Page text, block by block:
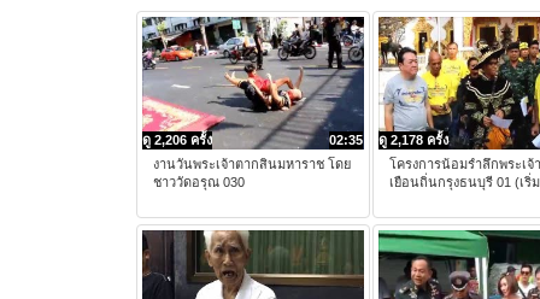
02:35
ดู 2,206 ครั้ง
งานวันพระเจ้าตากสินมหาราช โดย
ชาววัดอรุณ 030
ดู 2,178 ครั้ง
โครงการน้อมรำลึกพระเจ้
เยือนถิ่นกรุงธนบุรี 01 (เริ่